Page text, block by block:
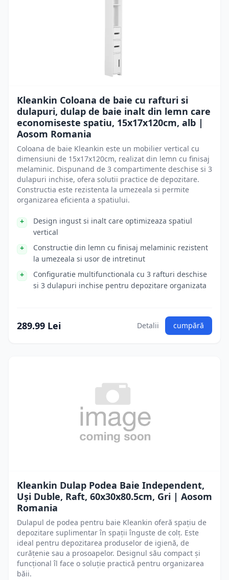
Kleankin Coloana de baie cu rafturi si
dulapuri, dulap de baie inalt din lemn care
economiseste spatiu, 15x17x120cm, alb |
Aosom Romania
Coloana de baie Kleankin este un mobilier vertical cu
dimensiuni de 15x17x120cm, realizat din lemn cu finisaj
melaminic. Dispunand de 3 compartimente deschise si 3
dulapuri inchise, ofera solutii practice de depozitare.
Constructia este rezistenta la umezeala si permite
organizarea eficienta a spatiului.
Design ingust si inalt care optimizeaza spatiul
vertical
Constructie din lemn cu finisaj melaminic rezistent
la umezeala si usor de intretinut
Configuratie multifunctionala cu 3 rafturi deschise
si 3 dulapuri inchise pentru depozitare organizata
289.99 Lei Detalii cumpără
Kleankin Dulap Podea Baie Independent,
Uși Duble, Raft, 60x30x80.5cm, Gri | Aosom
Romania
Dulapul de podea pentru baie Kleankin oferă spațiu de
depozitare suplimentar în spații înguste de colț. Este
ideal pentru depozitarea produselor de igienă, de
curățenie sau a prosoapelor. Designul său compact și
funcțional îl face o soluție practică pentru organizarea
băii.